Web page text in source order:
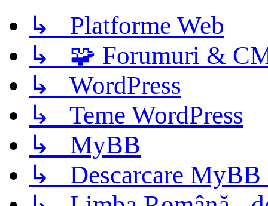
↳ Platforme Web
↳ 🧩 Forumuri &
↳ WordPress
↳ Teme WordPress
↳ MyBB
↳ Descarcare MyBB